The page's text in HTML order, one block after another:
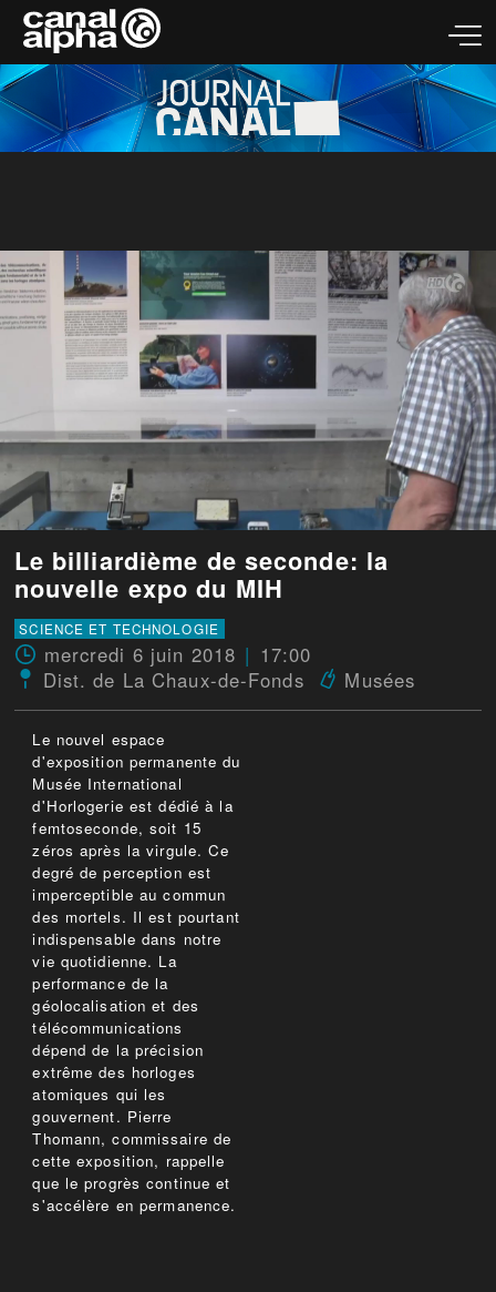
Le billiardième de seconde: la
nouvelle expo du MIH
SCIENCE ET TECHNOLOGIE
mercredi 6 juin 2018
17:00
Dist. de La Chaux-de-Fonds
Musées
Le nouvel espace
d'exposition permanente du
Musée International
d'Horlogerie est dédié à la
femtoseconde, soit 15
zéros après la virgule. Ce
degré de perception est
imperceptible au commun
des mortels. Il est pourtant
indispensable dans notre
vie quotidienne. La
performance de la
géolocalisation et des
télécommunications
dépend de la précision
extrême des horloges
atomiques qui les
gouvernent. Pierre
Thomann, commissaire de
cette exposition, rappelle
que le progrès continue et
s'accélère en permanence.